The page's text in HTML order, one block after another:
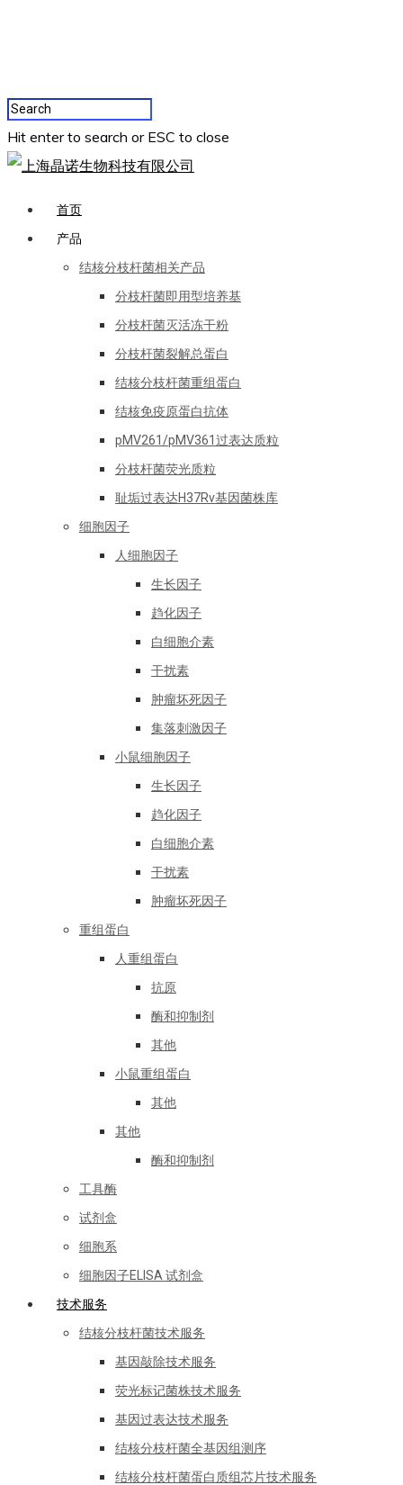
Hit enter to search or ESC to close
首页
产品
结核分枝杆菌相关产品
分枝杆菌即用型培养基
分枝杆菌灭活冻干粉
分枝杆菌裂解总蛋白
结核分枝杆菌重组蛋白
结核免疫原蛋白抗体
pMV261/pMV361过表达质粒
分枝杆菌荧光质粒
耻垢过表达H37Rv基因菌株库
细胞因子
人细胞因子
生长因子
趋化因子
白细胞介素
干扰素
肿瘤坏死因子
集落刺激因子
小鼠细胞因子
生长因子
趋化因子
白细胞介素
干扰素
肿瘤坏死因子
重组蛋白
人重组蛋白
抗原
酶和抑制剂
其他
小鼠重组蛋白
其他
其他
酶和抑制剂
工具酶
试剂盒
细胞系
细胞因子ELISA 试剂盒
技术服务
结核分枝杆菌技术服务
基因敲除技术服务
荧光标记菌株技术服务
基因过表达技术服务
结核分枝杆菌全基因组测序
结核分枝杆菌蛋白质组芯片技术服务